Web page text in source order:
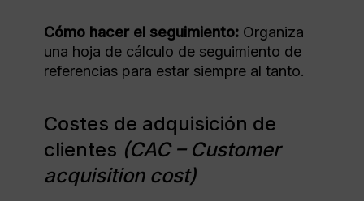
Cómo hacer el seguimiento:Organiza
una hoja de cálculo de seguimiento de
referencias para estar siempre al tanto.
Costes de adquisición de
clientes (CAC – Customer
acquisition cost)